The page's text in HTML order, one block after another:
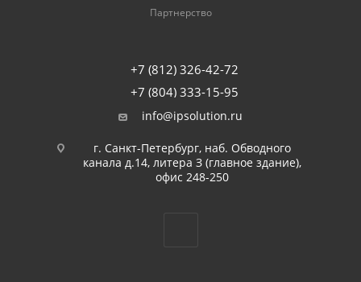
Партнерство
+7 (812) 326-42-72
+7 (804) 333-15-95
info@ipsolution.ru
г. Санкт-Петербург, наб. Обводного
канала д.14, литера З (главное здание),
офис 248-250